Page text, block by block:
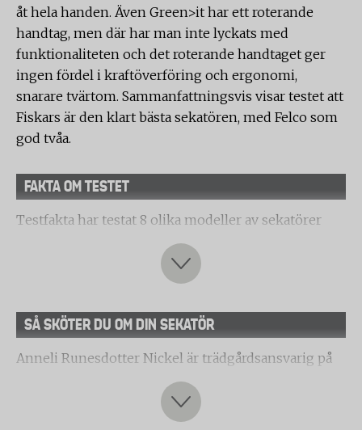
åt hela handen. Även Green>it har ett roterande
handtag, men där har man inte lyckats med
funktionaliteten och det roterande handtaget ger
ingen fördel i kraftöverföring och ergonomi,
snarare tvärtom. Sammanfattningsvis visar testet att
Fiskars är den klart bästa sekatören, med Felco som
god tvåa.
FAKTA OM TESTET
Testfakta har testat 8 olika modeller av sekatörer
med sidoskär med en klippkapacitet på mellan 20
och 26 mm. Följande märken ingår i testet:
Felco Felco 6
WOLF Garten RR 4000 Premium Plus bypass
Cocraft Bypass med sidoskär
SÅ SKÖTER DU OM DIN SEKATÖR
Anneli Runesdotter Nickel är trädgårdsansvarig på
Norrvikens trädgårdar i Båstad och delar med sig av
– Jag använder sekatör i princip varje dag i